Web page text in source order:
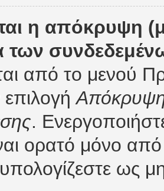
η απόκρυψη
των
από το μενού
επιλογήΑπόκρυψη
.
ορατό μόνο από
ως